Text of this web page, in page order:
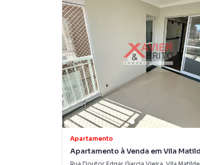
Apartamento
Apartamento à Venda em Vila